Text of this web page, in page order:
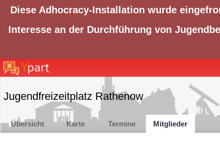
Diese Adhocracy-Installation wurde
Interesse an der Durchführung von
Jugendfreizeitplatz Rathenow
Übersicht Karte Termine Mitglieder